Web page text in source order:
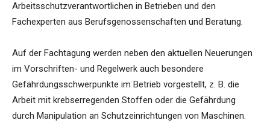
Arbeitsschutzverantwortlichen in Betrieben und den
Fachexperten aus Berufsgenossenschaften und Beratung.
Auf der Fachtagung werden neben den aktuellen Neuerungen
im Vorschriften- und Regelwerk auch besondere
Gefährdungsschwerpunkte im Betrieb vorgestellt, z. B. die
Arbeit mit krebserregenden Stoffen oder die Gefährdung
durch Manipulation an Schutzeinrichtungen von Maschinen.